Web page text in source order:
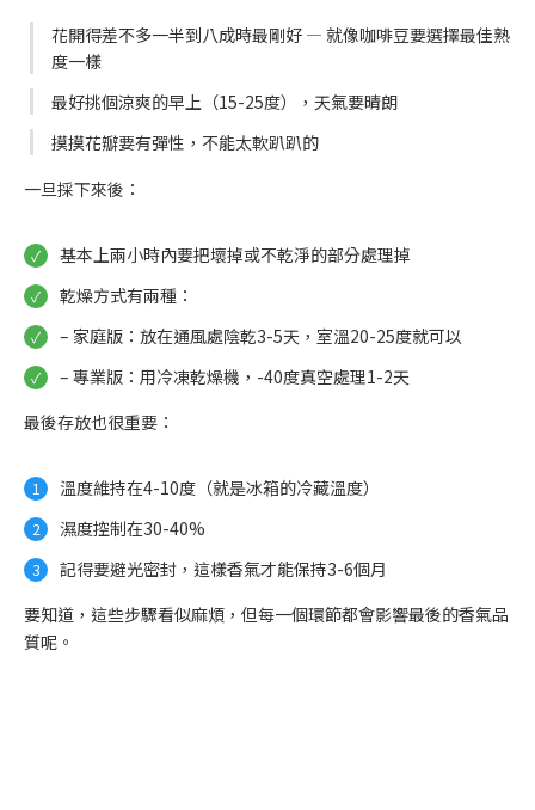
花開得差不多一半到八成時最剛好 — 就像咖啡豆要選擇最佳熟
度一樣
最好挑個涼爽的早上（15-25度），天氣要晴朗
摸摸花瓣要有彈性，不能太軟趴趴的
一旦採下來後：
基本上兩小時內要把壞掉或不乾淨的部分處理掉
乾燥方式有兩種：
– 家庭版：放在通風處陰乾3-5天，室溫20-25度就可以
– 專業版：用冷凍乾燥機，-40度真空處理1-2天
最後存放也很重要：
溫度維持在4-10度（就是冰箱的冷藏溫度）
濕度控制在30-40%
記得要避光密封，這樣香氣才能保持3-6個月
要知道，這些步驟看似麻煩，但每一個環節都會影響最後的香氣品
質呢。